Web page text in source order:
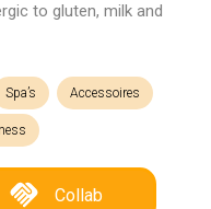
to gluten, milk and
Spa’s Accessoires
Collab